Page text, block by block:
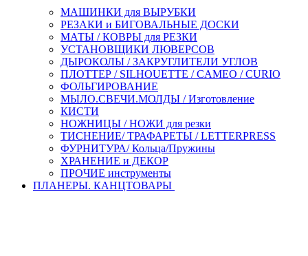
МАШИНКИ для ВЫРУБКИ
РЕЗАКИ и БИГОВАЛЬНЫЕ ДОСКИ
МАТЫ / КОВРЫ для РЕЗКИ
УСТАНОВЩИКИ ЛЮВЕРСОВ
ДЫРОКОЛЫ / ЗАКРУГЛИТЕЛИ УГЛОВ
ПЛОТТЕР / SILHOUETTE / CAMEO / CURIO
ФОЛЬГИРОВАНИЕ
МЫЛО.СВЕЧИ.МОЛДЫ / Изготовление
КИСТИ
НОЖНИЦЫ / НОЖИ для резки
ТИСНЕНИЕ/ ТРАФАРЕТЫ / LETTERPRESS
ФУРНИТУРА/ Кольца/Пружины
ХРАНЕНИЕ и ДЕКОР
ПРОЧИЕ инструменты
ПЛАНЕРЫ. КАНЦТОВАРЫ